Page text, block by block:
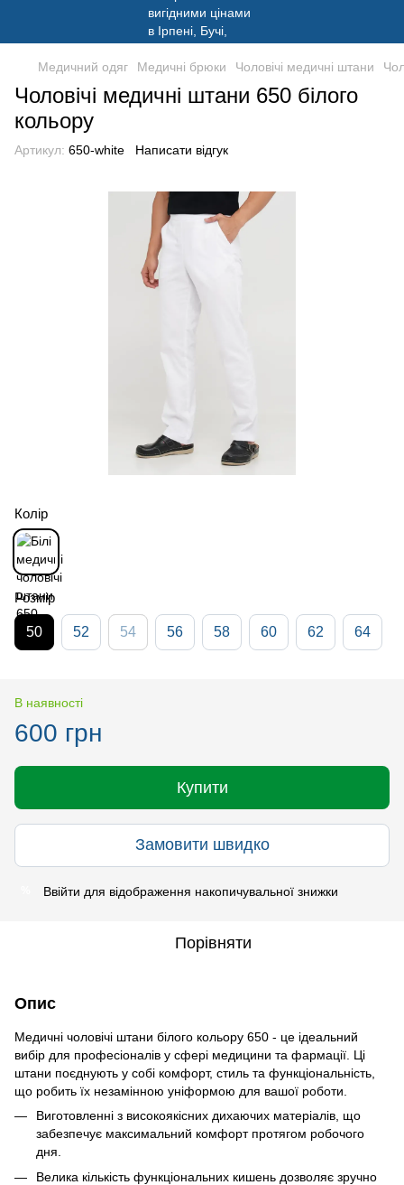
Медичний одяг Медичні брюки Чоловічі медичні штани
Чоловічі медичні штани 650 білого
кольору
Артикул: 650-white Написати відгук
Колір
Розмір
50 52 54 56 58 60 62 64
В наявності
600 грн
Купити
Замовити швидко
Ввійти для відображення накопичувальної знижки
Порівняти
Опис
Медичні чоловічі штани білого кольору 650 - це ідеальний
вибір для професіоналів у сфері медицини та фармації. Ці
штани поєднують у собі комфорт, стиль та функціональність,
що робить їх незамінною уніформою для вашої роботи.
Виготовленні з високоякісних дихаючих матеріалів, що
забезпечує максимальний комфорт протягом робочого
дня.
Велика кількість функціональних кишень дозволяє зручно